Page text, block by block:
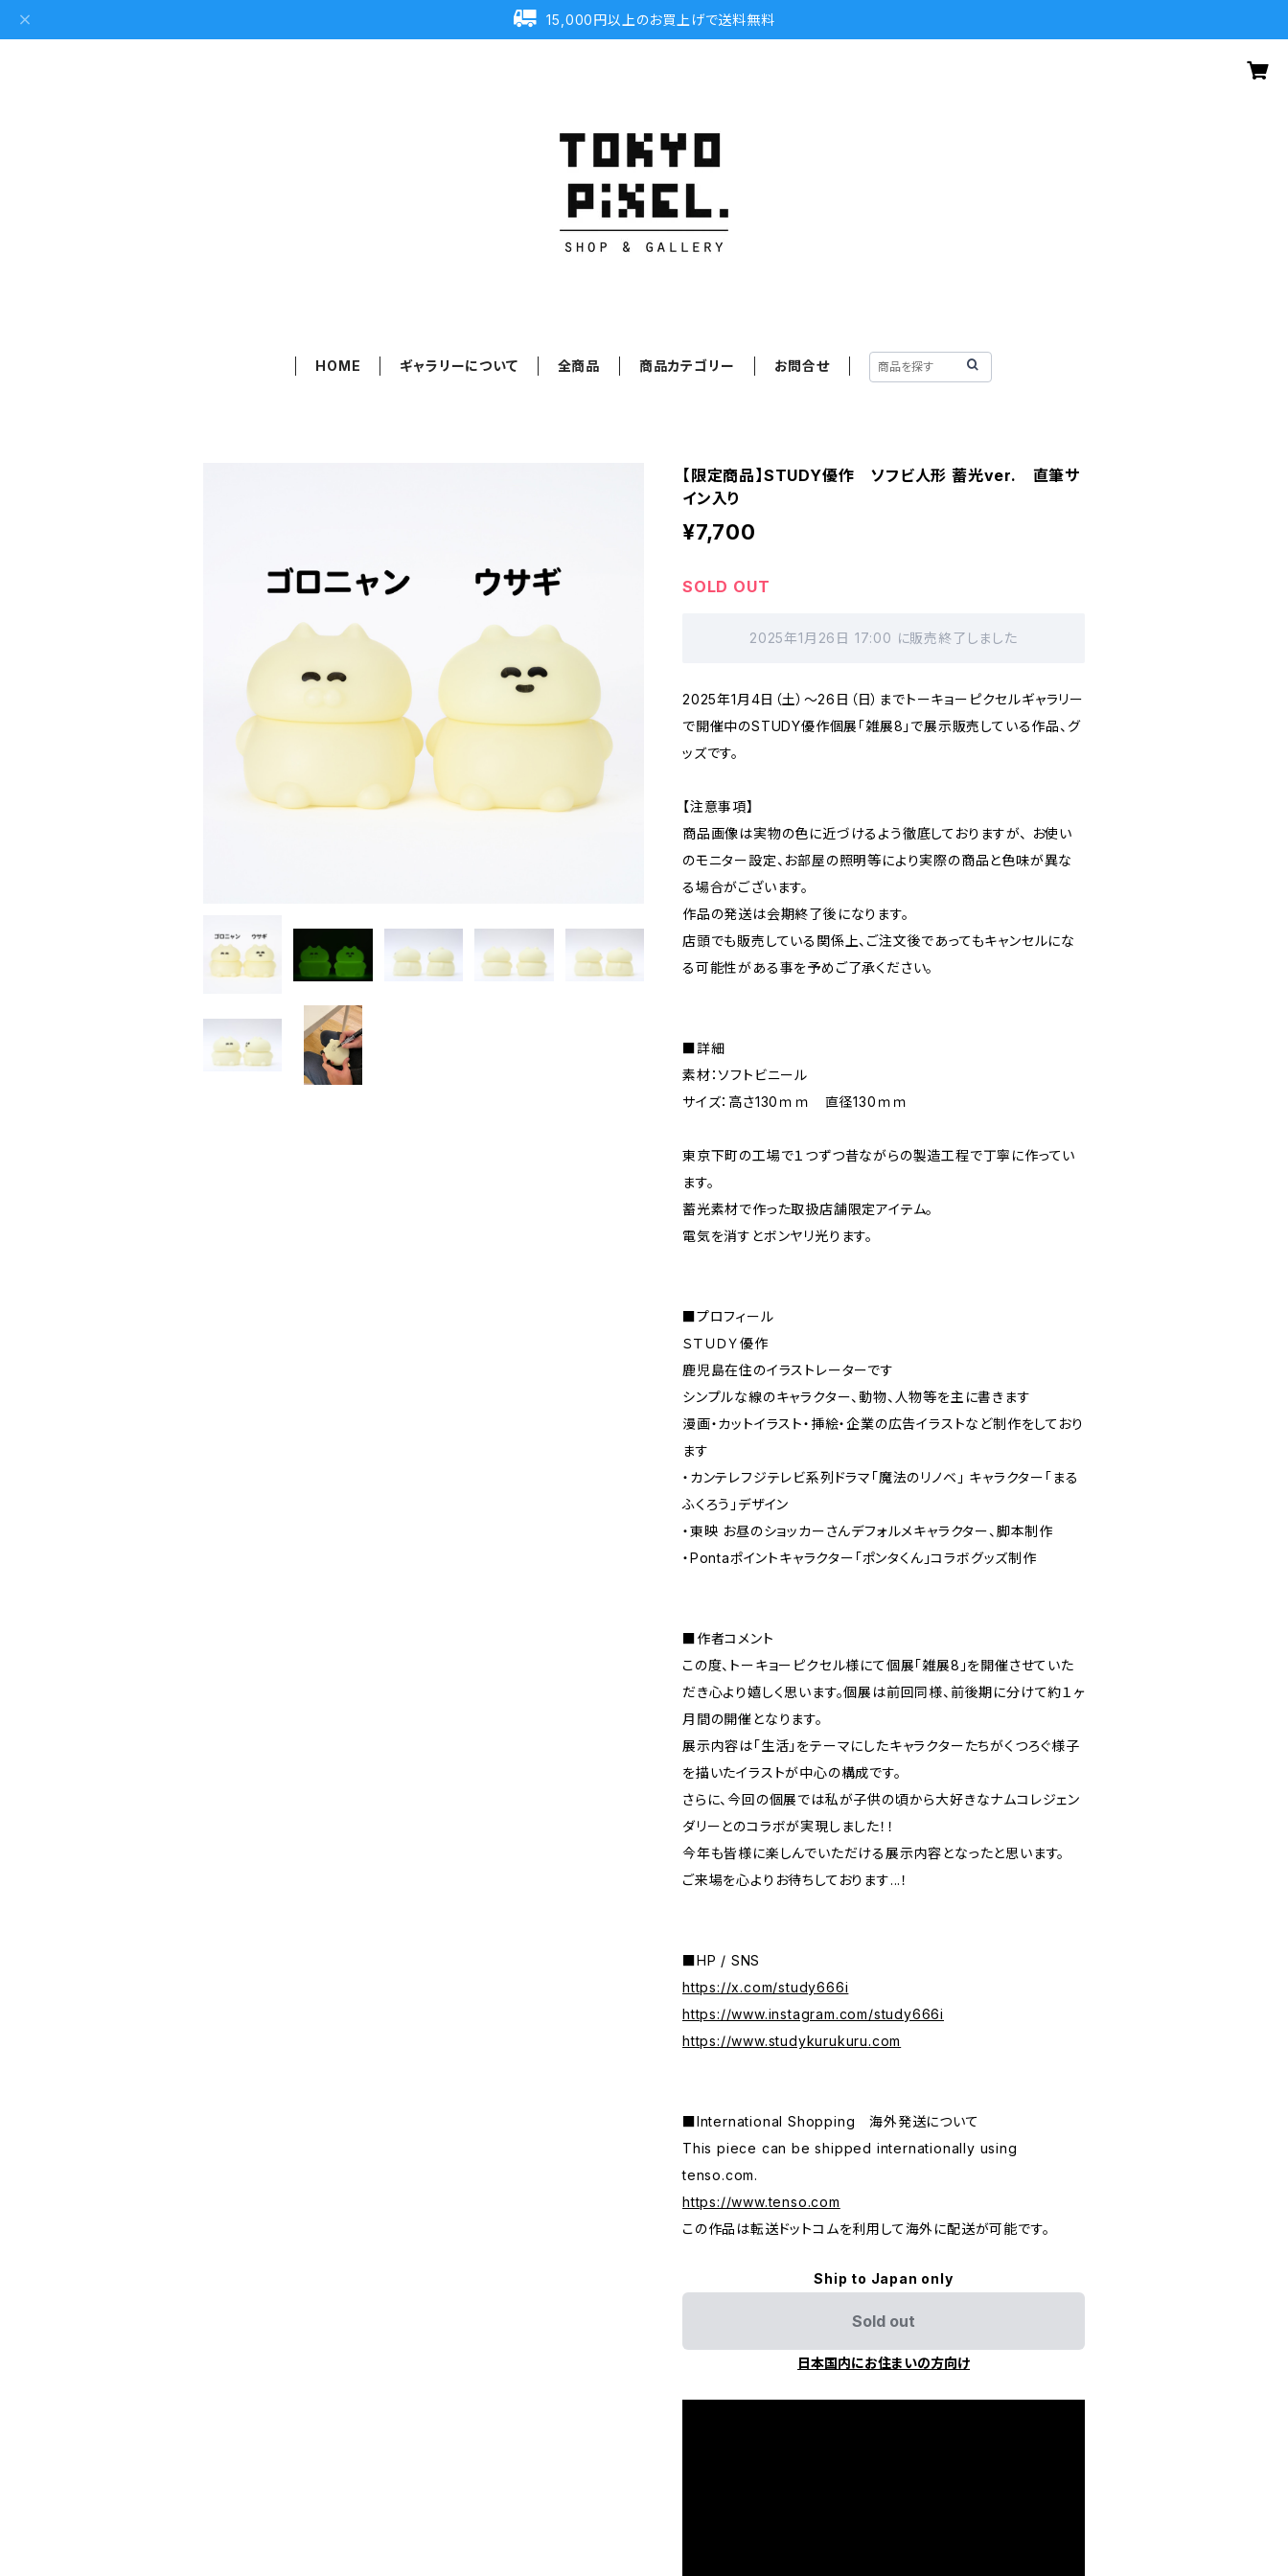
15,000円以上のお買上げで送料無料
HOME ギャラリーについて 全商品 商品カテゴリー お問合せ
【限定商品】STUDY優作 ソフビ人形 蓄光ver. 直筆サ
イン入り
¥7,700
SOLD OUT
2025年1月26日 17:00 に販売終了しました
2025年1月4日（土）～26日（日）までトーキョーピクセルギャラリー
で開催中のSTUDY優作個展「雑展8」で展示販売している作品、グ
ッズです。
【注意事項】
商品画像は実物の色に近づけるよう徹底しておりますが、 お使い
のモニター設定、お部屋の照明等により実際の商品と色味が異な
る場合がございます。
作品の発送は会期終了後になります。
店頭でも販売している関係上、ご注文後であってもキャンセルにな
る可能性がある事を予めご了承ください。
■詳細
素材：ソフトビニール
サイズ：高さ130ｍｍ 直径130ｍｍ
東京下町の工場で１つずつ昔ながらの製造工程で丁寧に作ってい
ます。
蓄光素材で作った取扱店舗限定アイテム。
電気を消すとボンヤリ光ります。
■プロフィール
ＳＴＵＤＹ優作
鹿児島在住のイラストレーターです
シンプルな線のキャラクター、動物、人物等を主に書きます
漫画・カットイラスト・挿絵・企業の広告イラストなど制作をしており
ます
・カンテレフジテレビ系列ドラマ「魔法のリノベ」 キャラクター「まる
ふくろう」デザイン
・東映 お昼のショッカーさんデフォルメキャラクター、脚本制作
・Pontaポイントキャラクター「ポンタくん」コラボグッズ制作
■作者コメント
この度、トーキョーピクセル様にて個展「雑展8」を開催させていた
だき心より嬉しく思います。個展は前回同様、前後期に分けて約１ヶ
月間の開催となります。
展示内容は「生活」をテーマにしたキャラクターたちがくつろぐ様子
を描いたイラストが中心の構成です。
さらに、今回の個展では私が子供の頃から大好きなナムコレジェン
ダリーとのコラボが実現しました！！
今年も皆様に楽しんでいただける展示内容となったと思います。
ご来場を心よりお待ちしております...！
■HP / SNS
https://x.com/study666i
https://www.instagram.com/study666i
https://www.studykurukuru.com
■International Shopping 海外発送について
This piece can be shipped internationally using
tenso.com.
https://www.tenso.com
この作品は転送ドットコムを利用して海外に配送が可能です。
Ship to Japan only
Sold out
日本国内にお住まいの方向け